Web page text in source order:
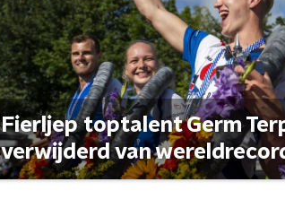
Fierljep toptalent Germ
verwijderd van